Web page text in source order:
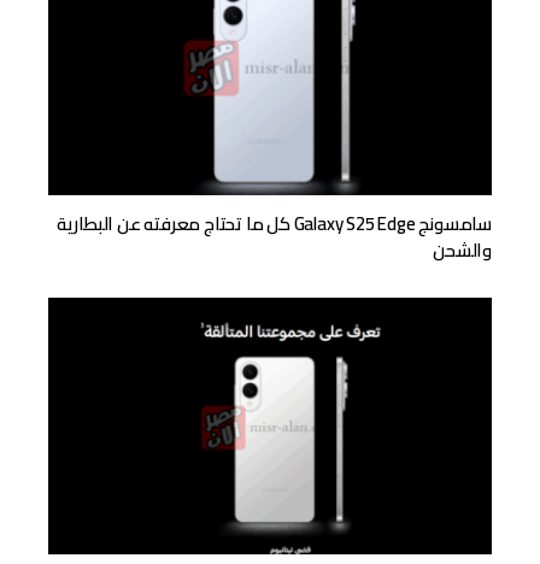
سامسونج Galaxy S25 Edge كل ما تحتاج معرفته عن البطارية
والشحن